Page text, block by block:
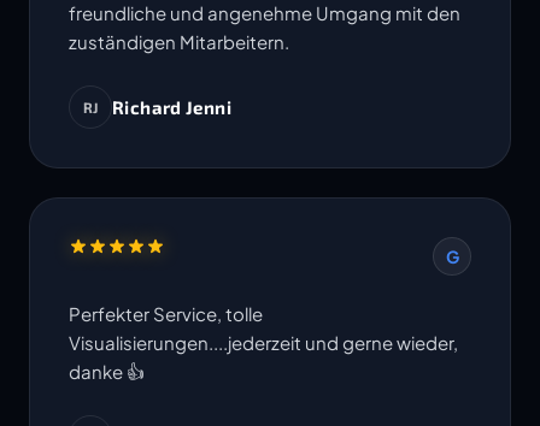
freundliche und angenehme Umgang mit den
zuständigen Mitarbeitern.
RJ Richard Jenni
G
Perfekter Service, tolle
Visualisierungen....jederzeit und gerne wieder,
danke 👍